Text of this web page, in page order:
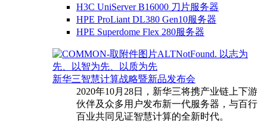
H3C UniServer B16000 刀片服务器
HPE ProLiant DL380 Gen10服务器
HPE Superdome Flex 280服务器
以志为
先、以智为先、以质为先
新华三智慧计算战略暨新品发布会
2020年10月28日，新华三将携产业链上下游
伙伴及众多用户发布新一代服务器，与百行
百业共同见证智慧计算的全新时代。